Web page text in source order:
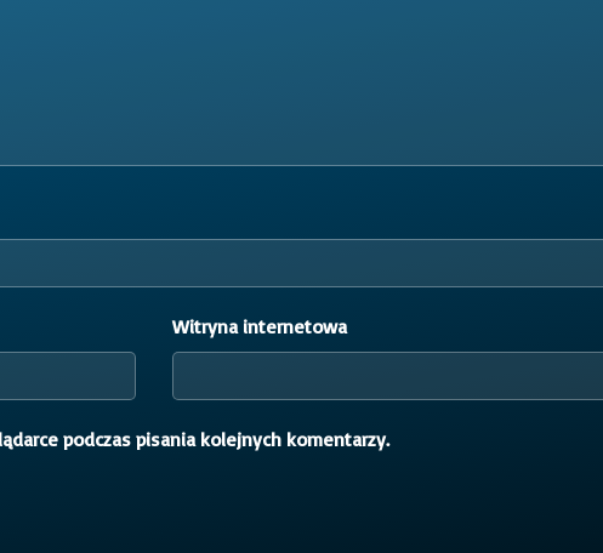
Witryna internetowa
podczas pisania kolejnych komentarzy.